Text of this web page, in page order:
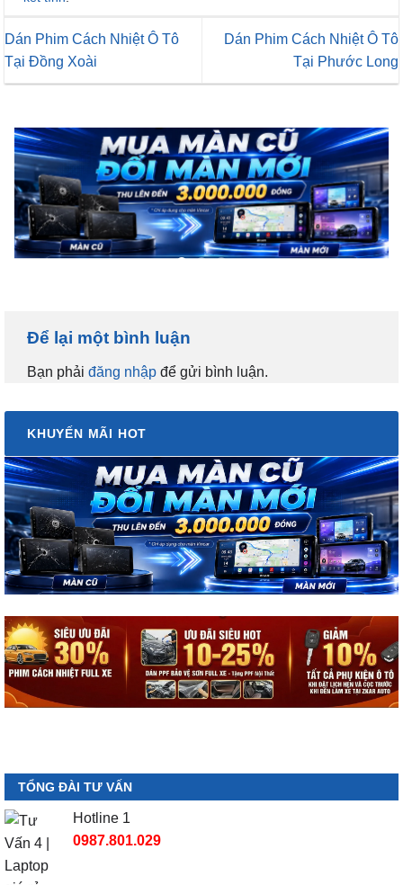
Dán Phim Cách Nhiệt Ô Tô
Tại Đồng Xoài
Dán Phim Cách Nhiệt Ô Tô
Tại Phước Long
Để lại một bình luận
Bạn phải đăng nhập để gửi bình luận.
KHUYẾN MÃI HOT
TỔNG ĐÀI TƯ VẤN
Hotline 1
0987.801.029